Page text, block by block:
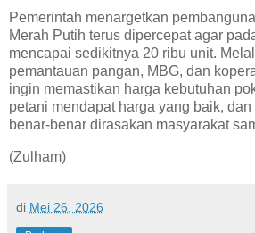
Pemerintah menargetkan
Merah Putih terus dipercepat agar
mencapai sedikitnya 20 ribu unit.
pemantauan pangan, MBG, dan
ingin memastikan harga kebutuhan
petani mendapat harga yang baik,
benar-benar dirasakan masyarakat
(Zulham)
di Mei 26, 2026